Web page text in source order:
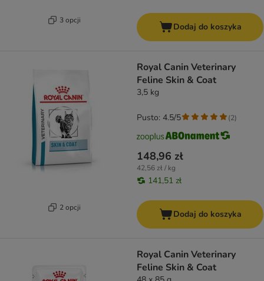
3 opcji
Dodaj do koszyka
2 opcji
Royal Canin Veterinary
Feline Skin & Coat
3,5 kg
148,96 zł
42,56 zł / kg
141,51 zł
Pusto: 4.5/5 (2)
Dodaj do koszyka
Royal Canin Veterinary
Feline Skin & Coat